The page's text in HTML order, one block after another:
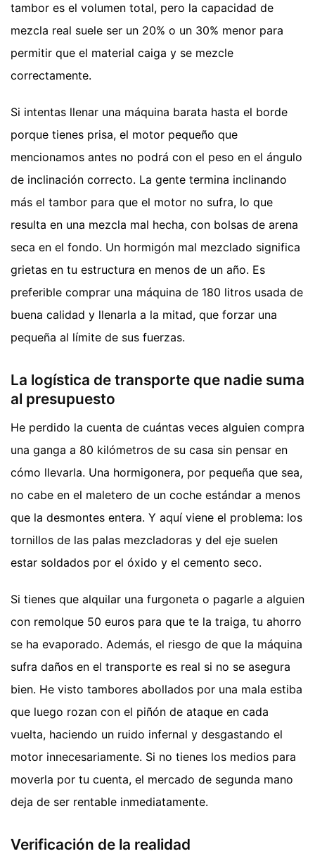
tambor es el volumen total, pero la capacidad de
mezcla real suele ser un 20% o un 30% menor para
permitir que el material caiga y se mezcle
correctamente.
Si intentas llenar una máquina barata hasta el borde
porque tienes prisa, el motor pequeño que
mencionamos antes no podrá con el peso en el ángulo
de inclinación correcto. La gente termina inclinando
más el tambor para que el motor no sufra, lo que
resulta en una mezcla mal hecha, con bolsas de arena
seca en el fondo. Un hormigón mal mezclado significa
grietas en tu estructura en menos de un año. Es
preferible comprar una máquina de 180 litros usada de
buena calidad y llenarla a la mitad, que forzar una
pequeña al límite de sus fuerzas.
La logística de transporte que nadie suma
al presupuesto
He perdido la cuenta de cuántas veces alguien compra
una ganga a 80 kilómetros de su casa sin pensar en
cómo llevarla. Una hormigonera, por pequeña que sea,
no cabe en el maletero de un coche estándar a menos
que la desmontes entera. Y aquí viene el problema: los
tornillos de las palas mezcladoras y del eje suelen
estar soldados por el óxido y el cemento seco.
Si tienes que alquilar una furgoneta o pagarle a alguien
con remolque 50 euros para que te la traiga, tu ahorro
se ha evaporado. Además, el riesgo de que la máquina
sufra daños en el transporte es real si no se asegura
bien. He visto tambores abollados por una mala estiba
que luego rozan con el piñón de ataque en cada
vuelta, haciendo un ruido infernal y desgastando el
motor innecesariamente. Si no tienes los medios para
moverla por tu cuenta, el mercado de segunda mano
deja de ser rentable inmediatamente.
Verificación de la realidad